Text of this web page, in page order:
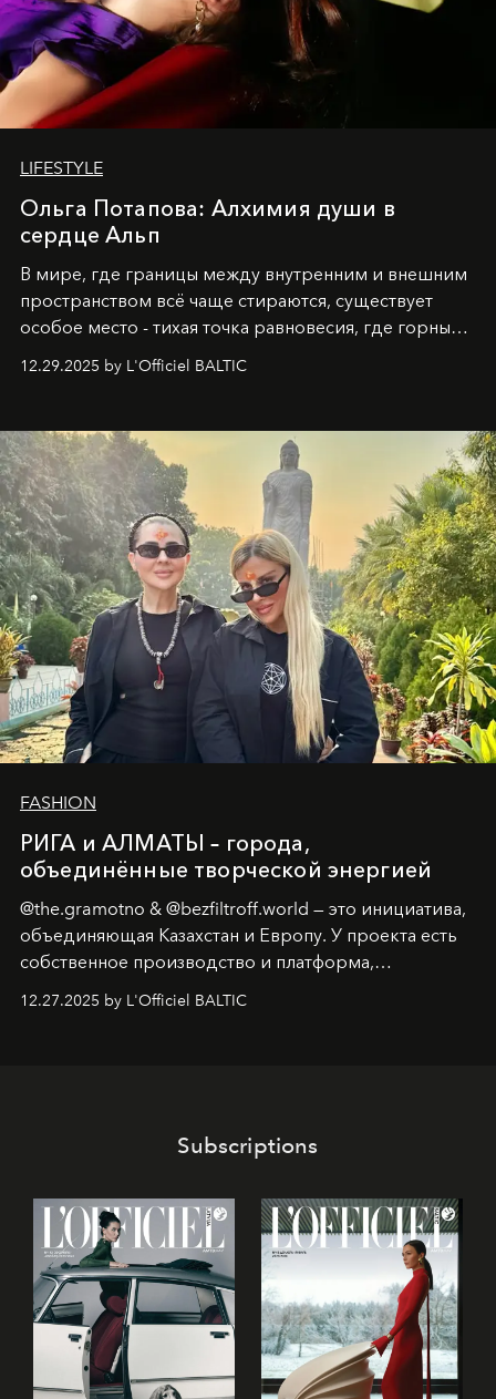
LIFESTYLE
Ольга Потапова: Алхимия души в
сердце Альп
В мире, где границы между внутренним и внешним
пространством всё чаще стираются, существует
особое место - тихая точка равновесия, где горные
глубинами человеческой души. Здесь, на стыке
Ольга Потапова - женщина, чей путь от поиска
истины превратился в искусство превращения
человеческих кризисов в возможности для
возрождения.
12.29.2025 by L'Officiel BALTIC
FASHION
РИГА и АЛМАТЫ – города,
объединённые творческой энергией
@the.gramotno & @bezfiltroff.world — это инициатива,
объединяющая Казахстан и Европу. У проекта есть
собственное производство и платформа,
решения для дизайнеров и молодых брендов.
12.27.2025 by L'Officiel BALTIC
Subscriptions